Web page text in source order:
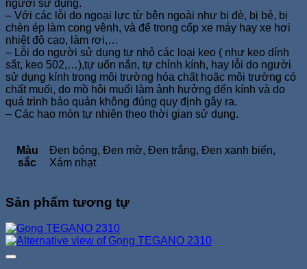
người sử dụng.
– Với các lỗi do ngoại lực từ bên ngoài như bị đè, bị bẻ, bị
chèn ép làm cong vênh, và để trong cốp xe máy hay xe hơi
nhiệt độ cao, làm rơi,…
– Lỗi do người sử dụng tự nhỏ các loại keo ( như keo dính
sắt, keo 502,…),tự uốn nắn, tự chỉnh kính, hay lỗi do người
sử dụng kính trong môi trường hóa chất hoặc môi trường có
chất muối, do mồ hôi muối làm ảnh hưởng đến kính và do
quá trình bảo quản không đúng quy định gây ra.
– Các hao mòn tự nhiên theo thời gian sử dụng.
Màu
sắc
Đen bóng, Đen mờ, Đen trắng, Đen xanh biển,
Xám nhạt
Sản phẩm tương tự